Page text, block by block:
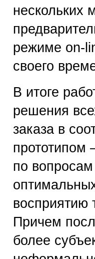
нескольких
режиме on-
своего
В итоге
решения
заказа в
прототипом
по
восприятию
Причем
более